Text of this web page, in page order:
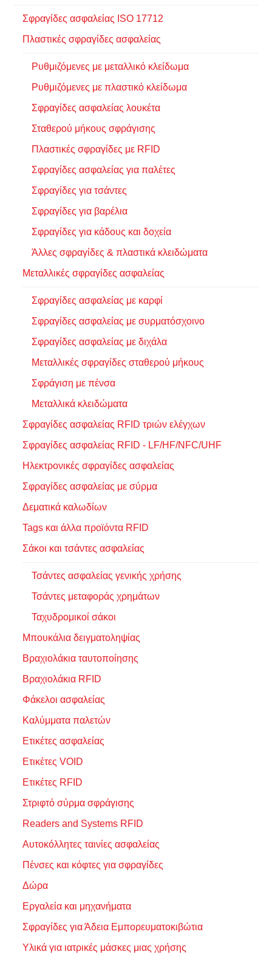
Σφραγίδες ασφαλείας ISO 17712
Πλαστικές σφραγίδες ασφαλείας
Ρυθμιζόμενες με μεταλλικό κλείδωμα
Ρυθμιζόμενες με πλαστικό κλείδωμα
Σφραγίδες ασφαλείας λουκέτα
Σταθερού μήκους σφράγισης
Πλαστικές σφραγίδες με RFID
Σφραγίδες ασφαλείας για παλέτες
Σφραγίδες για τσάντες
Σφραγίδες για βαρέλια
Σφραγίδες για κάδους και δοχεία
Άλλες σφραγίδες & πλαστικά κλειδώματα
Μεταλλικές σφραγίδες ασφαλείας
Σφραγίδες ασφαλείας με καρφί
Σφραγίδες ασφαλείας με συρματόσχοινο
Σφραγίδες ασφαλείας με διχάλα
Μεταλλικές σφραγίδες σταθερού μήκους
Σφράγιση με πένσα
Μεταλλικά κλειδώματα
Σφραγίδες ασφαλείας RFID τριών ελέγχων
Σφραγίδες ασφαλείας RFID - LF/HF/NFC/UHF
Ηλεκτρονικές σφραγίδες ασφαλείας
Σφραγίδες ασφαλείας με σύρμα
Δεματικά καλωδίων
Tags και άλλα προϊόντα RFID
Σάκοι και τσάντες ασφαλείας
Τσάντες ασφαλείας γενικής χρήσης
Τσάντες μεταφοράς χρημάτων
Ταχυδρομικοί σάκοι
Μπουκάλια δειγματοληψίας
Βραχιολάκια ταυτοποίησης
Βραχιολάκια RFID
Φάκελοι ασφαλείας
Καλύμματα παλετών
Ετικέτες ασφαλείας
Ετικέτες VOID
Ετικέτες RFID
Στριφτό σύρμα σφράγισης
Readers and Systems RFID
Αυτοκόλλητες ταινίες ασφαλείας
Πένσες και κόφτες για σφραγίδες
Δώρα
Εργαλεία και μηχανήματα
Σφραγίδες για Άδεια Εμπορευματοκιβώτια
Υλικά για ιατρικές μάσκες μιας χρήσης